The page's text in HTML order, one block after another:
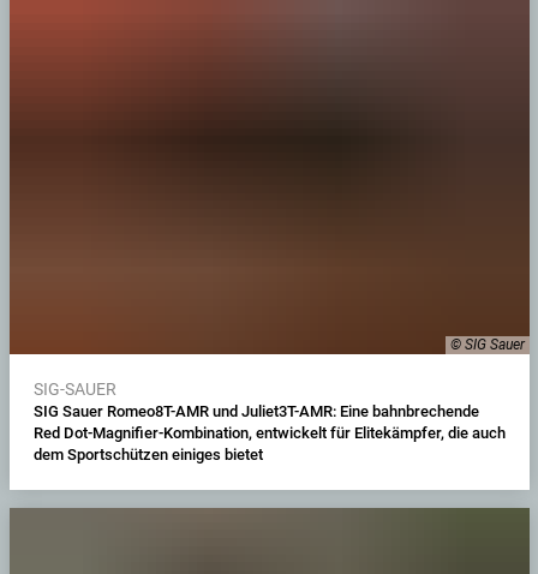
© SIG Sauer
SIG-SAUER
SIG Sauer Romeo8T-AMR und Juliet3T-AMR: Eine bahnbrechende
Red Dot-Magnifier-Kombination, entwickelt für Elitekämpfer, die auch
dem Sportschützen einiges bietet